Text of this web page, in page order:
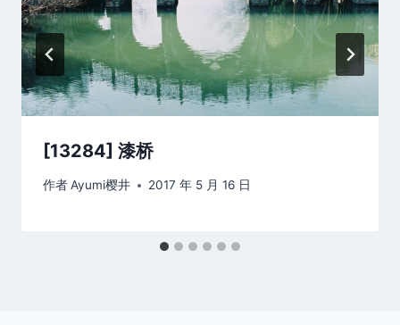
[13284] 漆桥
作者Ayumi樱井 2017 年 5 月 16 日